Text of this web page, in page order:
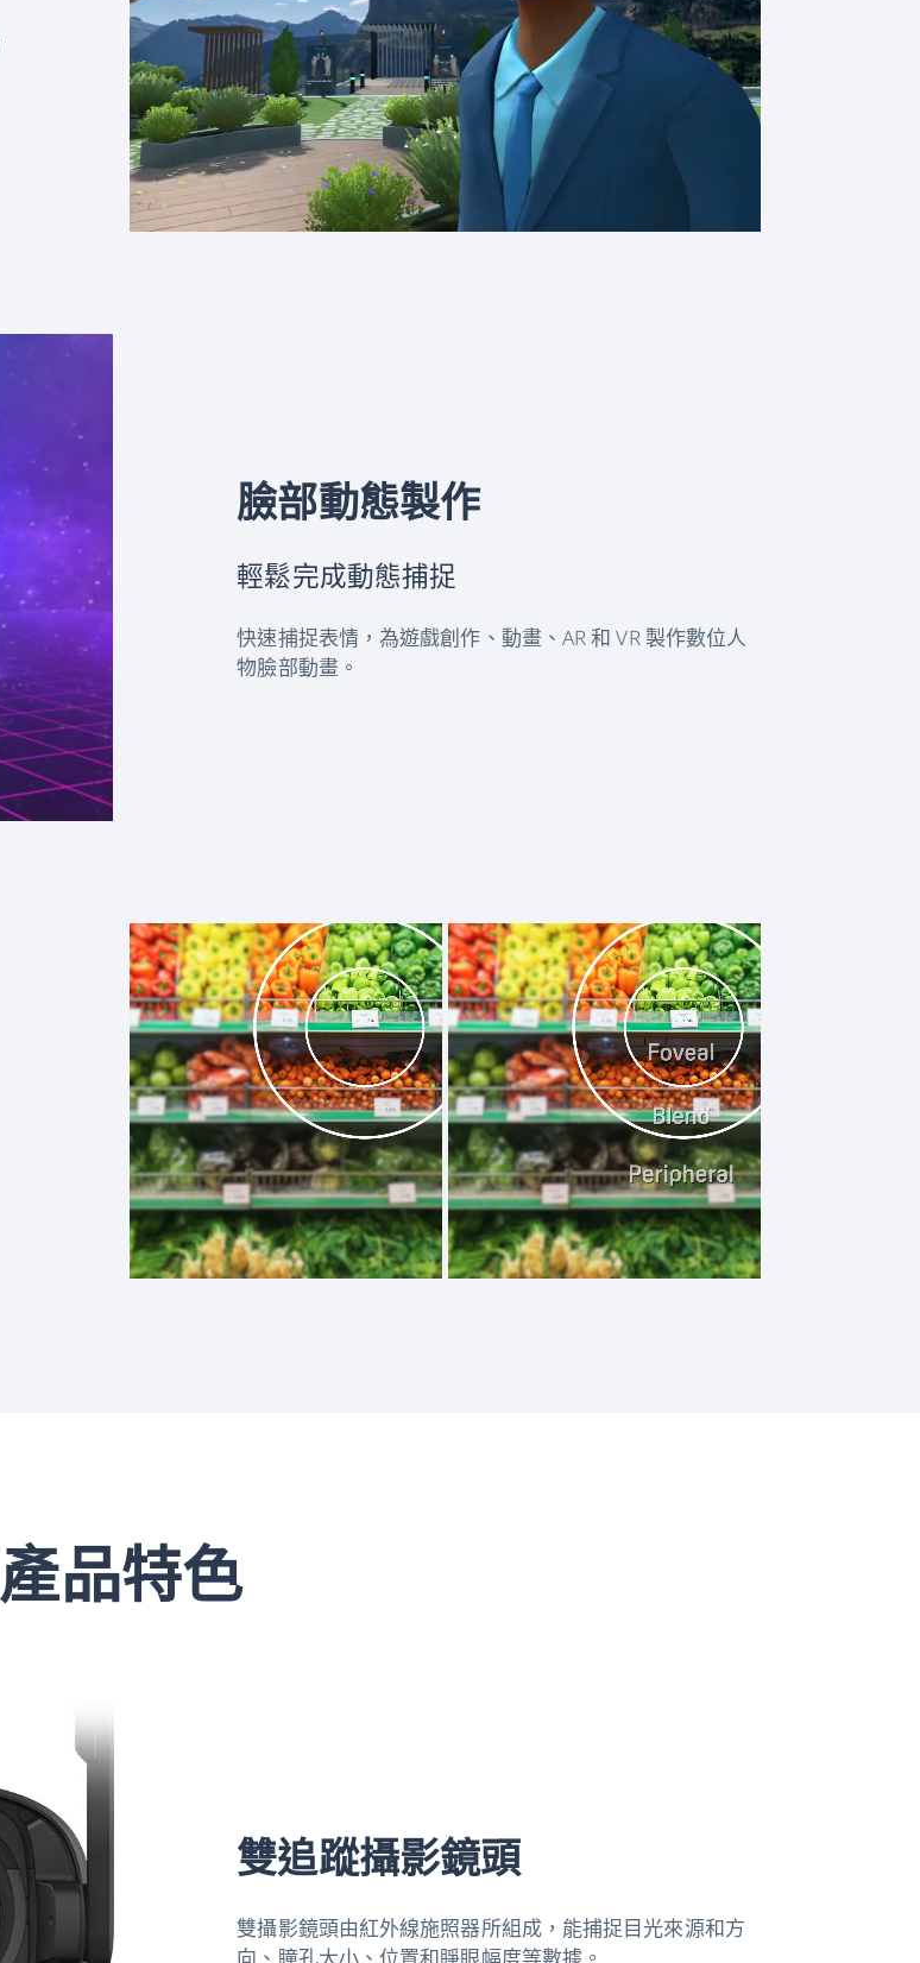
臉部動態製作
輕鬆完成動態捕捉
快速捕捉表情，為遊戲創作、動畫、AR 和 VR 製作數位人
物臉部動畫。
產品特色
雙追蹤攝影鏡頭
雙攝影鏡頭由紅外線施照器所組成，能捕捉目光來源和方
向、瞳孔大小、位置和睜眼幅度等數據。